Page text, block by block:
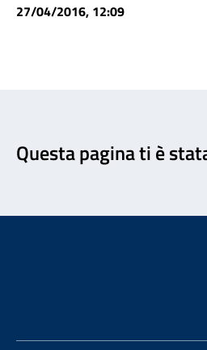
27/04/2016, 12:09
Questa pagina ti è